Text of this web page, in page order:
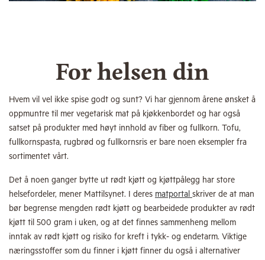
For helsen din
Hvem vil vel ikke spise godt og sunt? Vi har gjennom årene ønsket å
oppmuntre til mer vegetarisk mat på kjøkkenbordet og har også
satset på produkter med høyt innhold av fiber og fullkorn. Tofu,
fullkornspasta, rugbrød og fullkornsris er bare noen eksempler fra
sortimentet vårt.
Det å noen ganger bytte ut rødt kjøtt og kjøttpålegg har store
helsefordeler, mener Mattilsynet. I deres matportal skriver de at man
bør begrense mengden rødt kjøtt og bearbeidede produkter av rødt
kjøtt til 500 gram i uken, og at det finnes sammenheng mellom
inntak av rødt kjøtt og risiko for kreft i tykk- og endetarm. Viktige
næringsstoffer som du finner i kjøtt finner du også i alternativer